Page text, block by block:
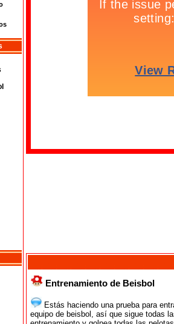
Entrenamiento de Beisbol
Estás haciendo una prueba para
equipo de beisbol, así que sigue todas